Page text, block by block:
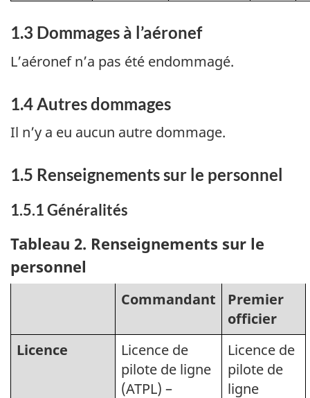
1.3 Dommages à l’aéronef
L’aéronef n’a pas été endommagé.
1.4 Autres dommages
Il n’y a eu aucun autre dommage.
1.5 Renseignements sur le personnel
1.5.1 Généralités
Tableau 2. Renseignements sur le
personnel
Commandant
Premier
officier
Licence
Licence de
pilote de ligne
(ATPL) –
Licence de
pilote de
ligne